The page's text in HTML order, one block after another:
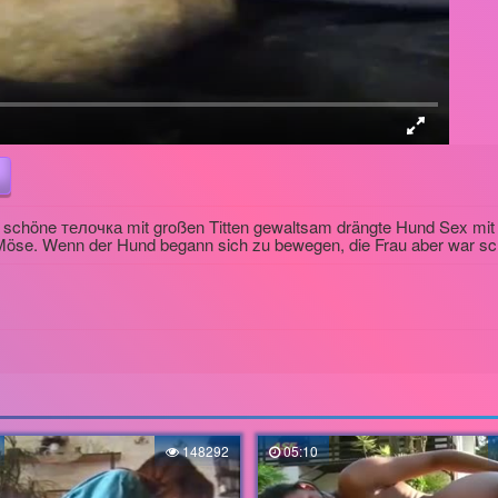
телочка mit großen Titten gewaltsam drängte Hund Sex
Wenn der Hund begann sich zu bewegen, die Frau aber war
148292 05:10